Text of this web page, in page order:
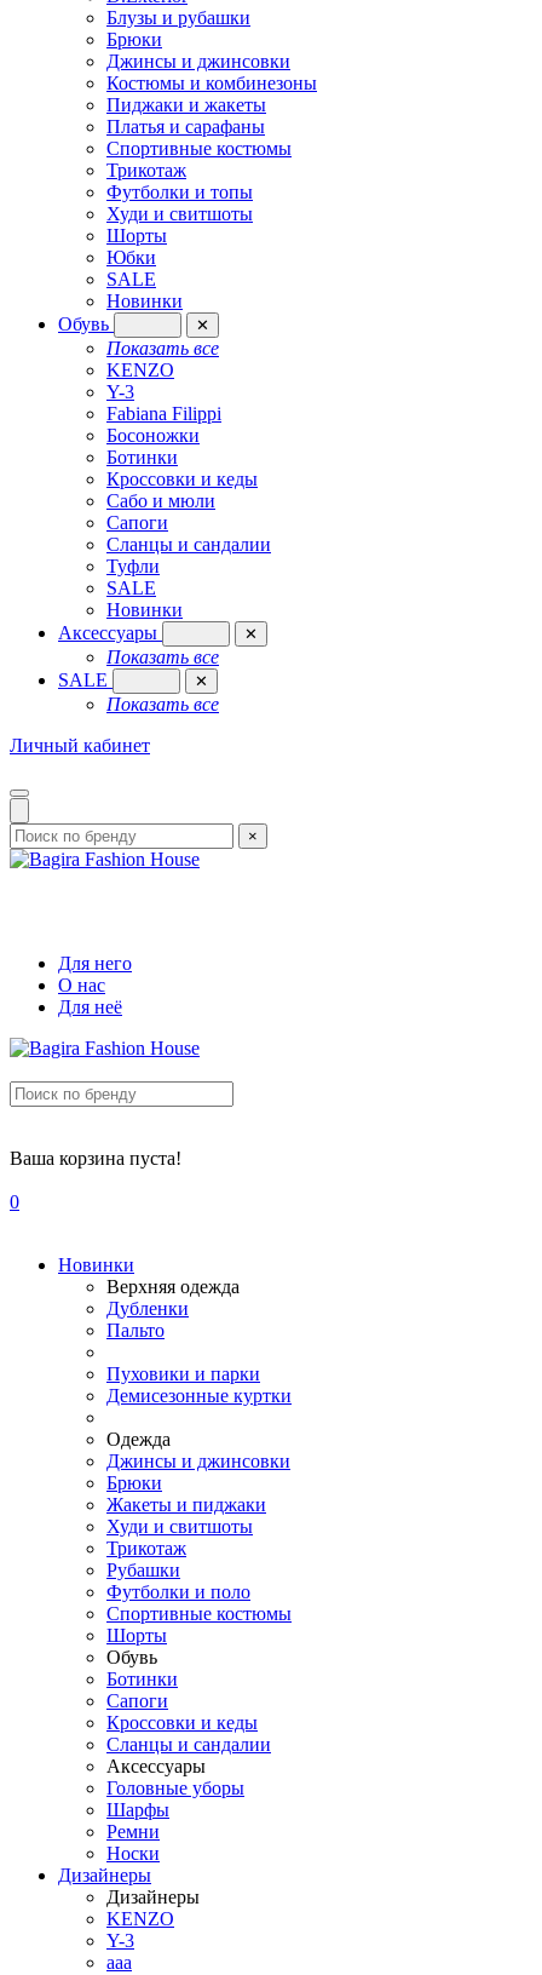
Блузы и рубашки
Брюки
Джинсы и джинсовки
Костюмы и комбинезоны
Пиджаки и жакеты
Платья и сарафаны
Спортивные костюмы
Трикотаж
Футболки и топы
Худи и свитшоты
Шорты
Юбки
SALE
Новинки
Обувь
✕
Показать все
KENZO
Y-3
Fabiana Filippi
Босоножки
Ботинки
Кроссовки и кеды
Сабо и мюли
Сапоги
Сланцы и сандалии
Туфли
SALE
Новинки
Аксессуары
✕
Показать все
SALE
✕
Показать все
Личный кабинет
×
Для него
О нас
Для неё
Ваша корзина пуста!
0
Новинки
Верхняя одежда
Дубленки
Пальто
Пуховики и парки
Демисезонные куртки
Одежда
Джинсы и джинсовки
Брюки
Жакеты и пиджаки
Худи и свитшоты
Трикотаж
Рубашки
Футболки и поло
Спортивные костюмы
Шорты
Обувь
Ботинки
Сапоги
Кроссовки и кеды
Сланцы и сандалии
Аксессуары
Головные уборы
Шарфы
Ремни
Носки
Дизайнеры
Дизайнеры
KENZO
Y-3
aaa